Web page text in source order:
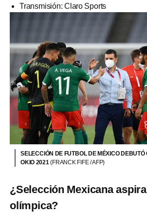
Transmisión: Claro Sports
SELECCIÓN DE FUTBOL DE MÉXICO DEBUTÓ
OKIO 2021(FRANCK FIFE / AFP)
¿Selección Mexicana
olímpica?